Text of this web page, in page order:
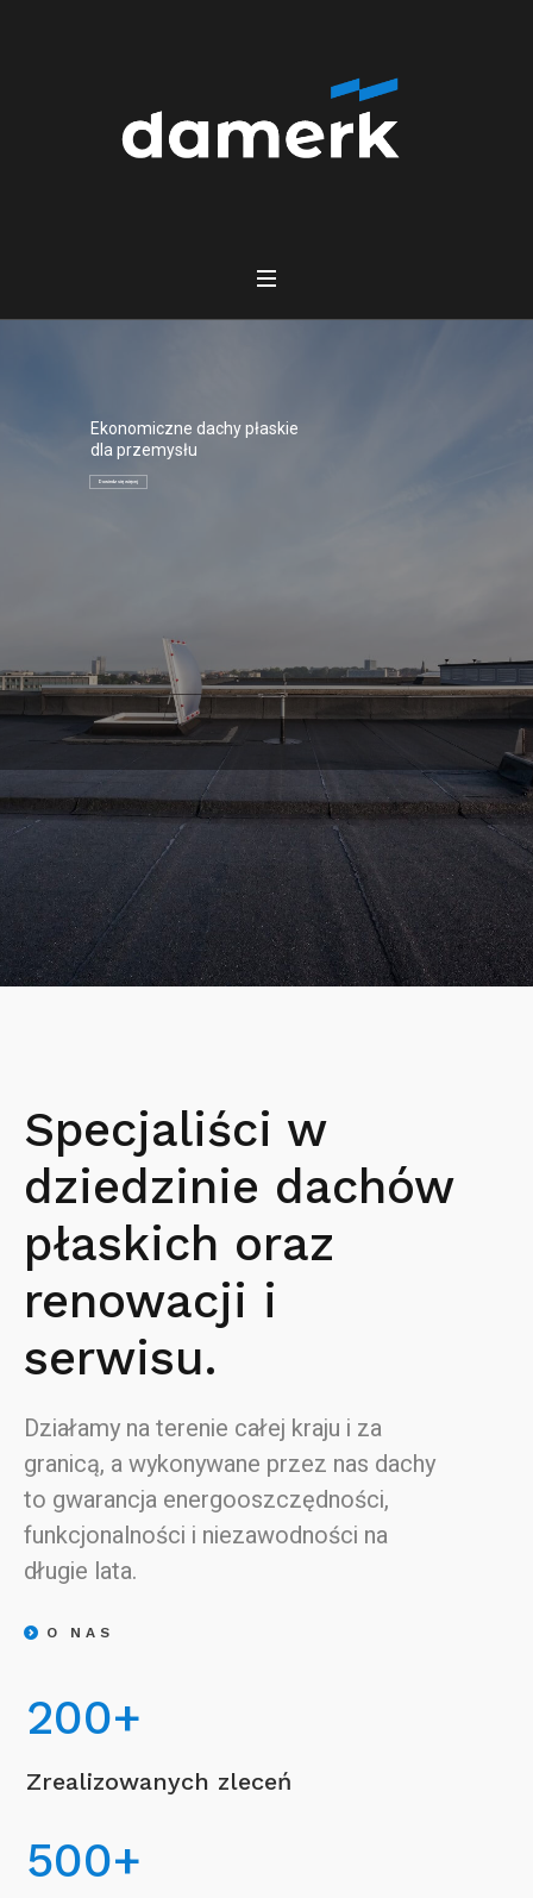
Ekonomiczne dachy płaskie
dla przemysłu
Dowiedz się więcej
Specjaliści w
dziedzinie dachów
płaskich oraz
renowacji i
serwisu.
Działamy na terenie całej kraju i za
granicą, a wykonywane przez nas dachy
to gwarancja energooszczędności,
funkcjonalności i niezawodności na
długie lata.
O NAS
200+
Zrealizowanych zleceń
500+